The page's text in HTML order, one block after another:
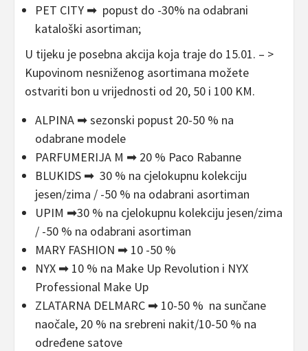
PET CITY ➡ popust do -30% na odabrani
kataloški asortiman;
U tijeku je posebna akcija koja traje do 15.01. – >
Kupovinom nesniženog asortimana možete
ostvariti bon u vrijednosti od 20, 50 i 100 KM.
ALPINA ➡ sezonski popust 20-50 % na
odabrane modele
PARFUMERIJA M ➡ 20 % Paco Rabanne
BLUKIDS ➡ 30 % na cjelokupnu kolekciju
jesen/zima / -50 % na odabrani asortiman
UPIM ➡30 % na cjelokupnu kolekciju jesen/zima
/ -50 % na odabrani asortiman
MARY FASHION ➡ 10 -50 %
NYX ➡ 10 % na Make Up Revolution i NYX
Professional Make Up
ZLATARNA DELMARC ➡ 10-50 % na sunčane
naočale, 20 % na srebreni nakit/10-50 % na
određene satove